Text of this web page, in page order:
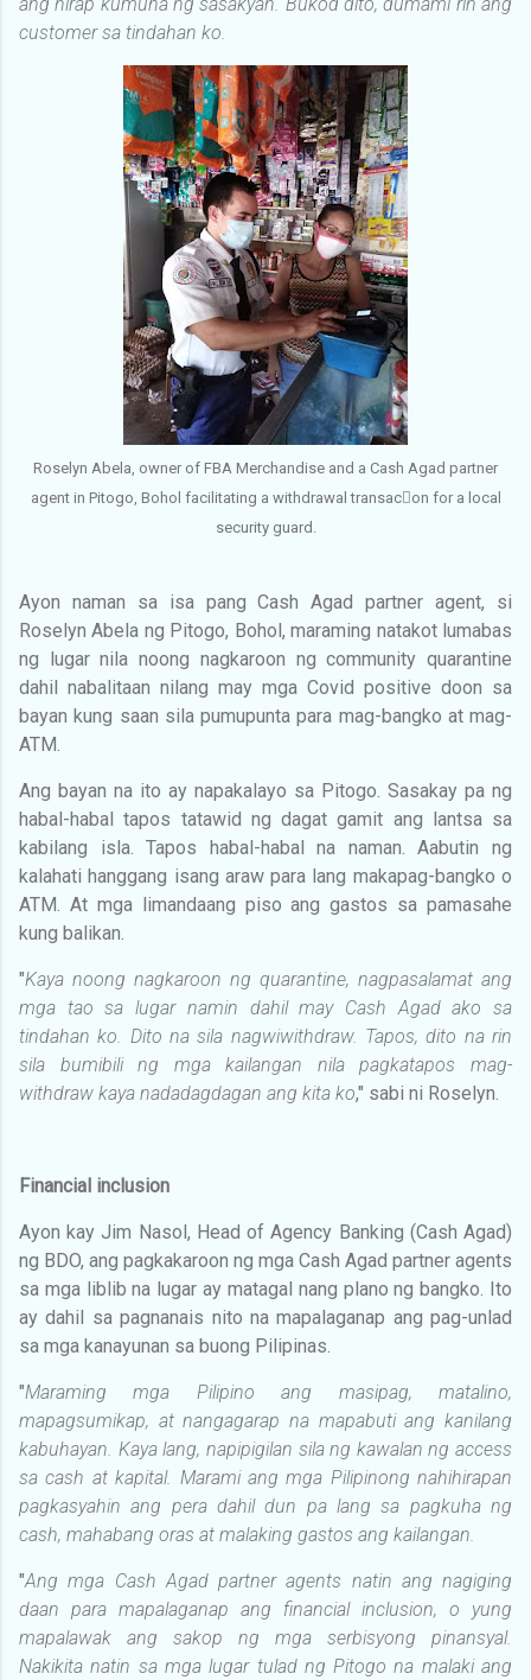
customer sa tindahan ko.
Roselyn Abela, owner of FBA Merchandise and a Cash Agad partner
agent in Pitogo, Bohol facilitating a withdrawal transacon for a local
security guard.
Ayon naman sa isa pang Cash Agad partner agent, si
Roselyn Abela ng Pitogo, Bohol, maraming natakot lumabas
ng lugar nila noong nagkaroon ng community quarantine
dahil nabalitaan nilang may mga Covid positive doon sa
bayan kung saan sila pumupunta para mag-bangko at mag-
ATM.
Ang bayan na ito ay napakalayo sa Pitogo. Sasakay pa ng
habal-habal tapos tatawid ng dagat gamit ang lantsa sa
kabilang isla. Tapos habal-habal na naman. Aabutin ng
kalahati hanggang isang araw para lang makapag-bangko o
ATM. At mga limandaang piso ang gastos sa pamasahe
kung balikan.
"Kaya noong nagkaroon ng quarantine, nagpasalamat ang
mga tao sa lugar namin dahil may Cash Agad ako sa
tindahan ko. Dito na sila nagwiwithdraw. Tapos, dito na rin
sila bumibili ng mga kailangan nila pagkatapos mag-
withdraw kaya nadadagdagan ang kita ko," sabi ni Roselyn.
Financial inclusion
Ayon kay Jim Nasol, Head of Agency Banking (Cash Agad)
ng BDO, ang pagkakaroon ng mga Cash Agad partner agents
sa mga liblib na lugar ay matagal nang plano ng bangko. Ito
ay dahil sa pagnanais nito na mapalaganap ang pag-unlad
sa mga kanayunan sa buong Pilipinas.
"Maraming mga Pilipino ang masipag, matalino,
mapagsumikap, at nangagarap na mapabuti ang kanilang
kabuhayan. Kaya lang, napipigilan sila ng kawalan ng access
sa cash at kapital. Marami ang mga Pilipinong nahihirapan
pagkasyahin ang pera dahil dun pa lang sa pagkuha ng
cash, mahabang oras at malaking gastos ang kailangan.
"Ang mga Cash Agad partner agents natin ang nagiging
daan para mapalaganap ang financial inclusion, o yung
mapalawak ang sakop ng mga serbisyong pinansyal.
Nakikita natin sa mga lugar tulad ng Pitogo na malaki ang